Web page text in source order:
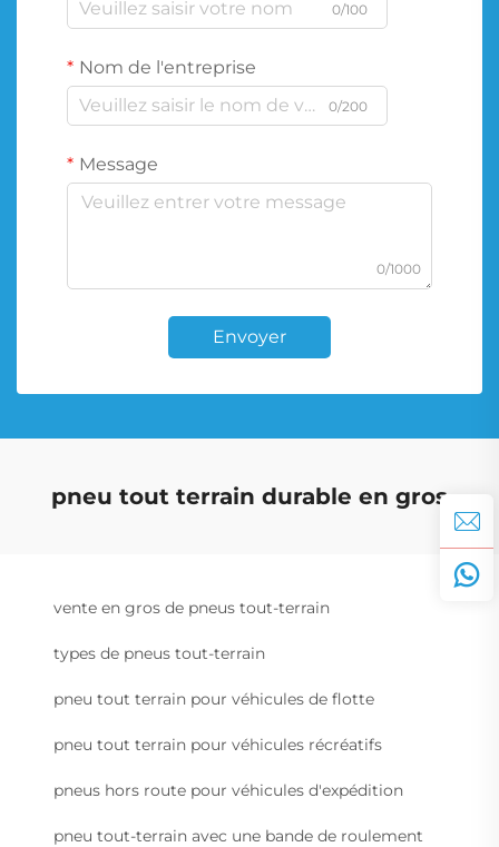
0/100
Nom de l'entreprise
0/200
Message
0/1000
Envoyer
pneu tout terrain durable en gros
vente en gros de pneus tout-terrain
types de pneus tout-terrain
pneu tout terrain pour véhicules de flotte
pneu tout terrain pour véhicules récréatifs
pneus hors route pour véhicules d'expédition
pneu tout-terrain avec une bande de roulement